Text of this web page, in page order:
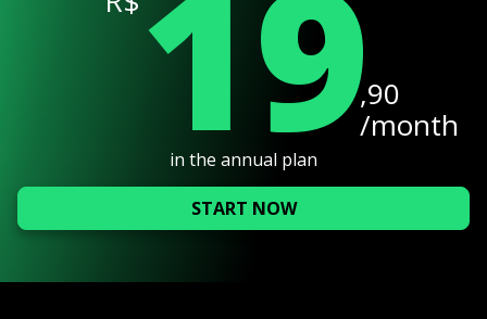
19,90
/month
in the annual plan
START NOW